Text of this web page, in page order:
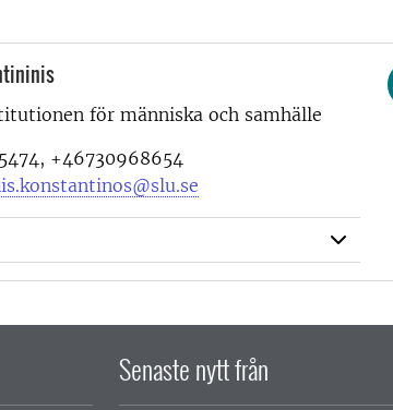
för människa och samhälle
+46730968654
Senaste nytt från